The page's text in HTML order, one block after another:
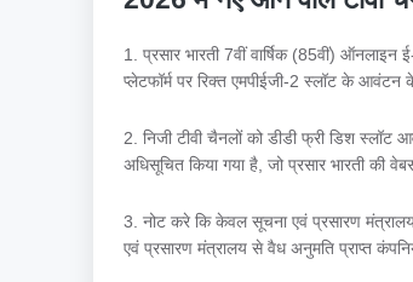
1. प्रसार भारती 7वीं वार्षिक (85वीं)
प्लेटफॉर्म पर रिक्त एमपीईजी-2 स्लॉट के
2. निजी टीवी चैनलों को डीडी फ्री डिश स्लॉट
अधिसूचित किया गया है, जो प्रसार भारती
3. नोट करे कि केवल सूचना एवं प्रसारण मंत्रालय
एवं प्रसारण मंत्रालय से वैध अनुमति प्राप्त